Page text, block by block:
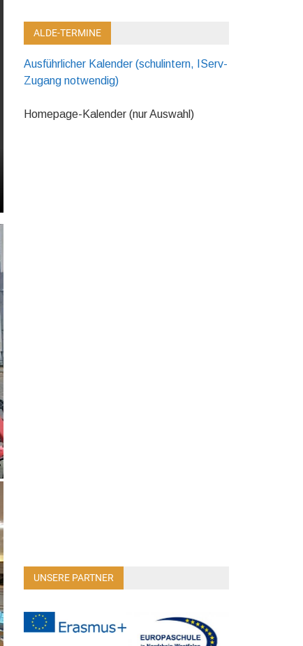
ALDE-TERMINE
Ausführlicher Kalender (schulintern, IServ-
Zugang notwendig)
Homepage-Kalender (nur Auswahl)
UNSERE PARTNER